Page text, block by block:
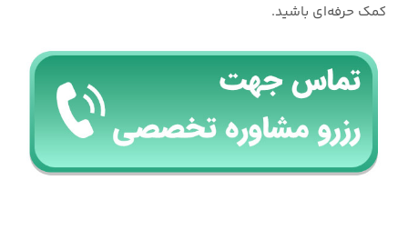
کمک حرفه‌ای باشید.